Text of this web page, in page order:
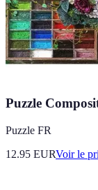
Puzzle
Puzzle FR
12.95 EURVoir le